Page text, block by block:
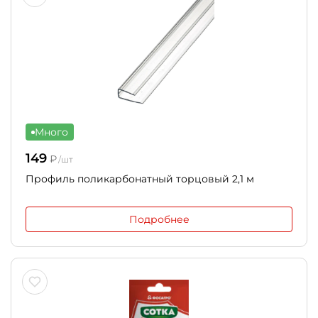
Много
149 ₽/шт
Профиль поликарбонатный торцовый 2,1 м
Подробнее